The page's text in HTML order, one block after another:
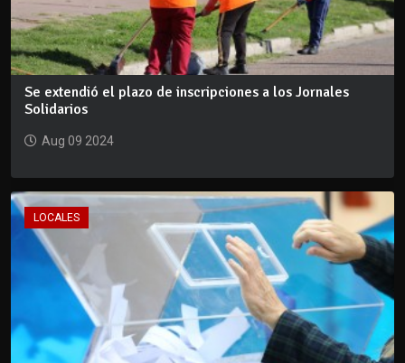
Se extendió el plazo de inscripciones a los Jornales
Solidarios
Aug 09 2024
LOCALES